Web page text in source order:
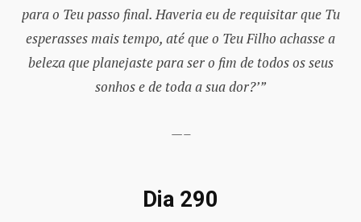
para o Teu passo final. Haveria eu de requisitar que Tu
esperasses mais tempo, até que o Teu Filho achasse a
beleza que planejaste para ser o fim de todos os seus
sonhos e de toda a sua dor?’”
—–
Dia 290